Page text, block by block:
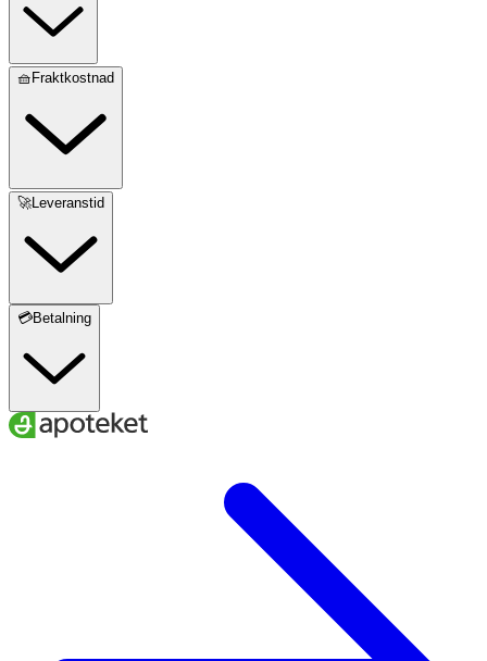
🧺Fraktkostnad
🚀Leveranstid
💳Betalning